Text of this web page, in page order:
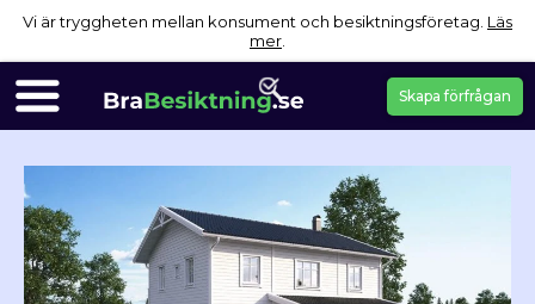
Vi är tryggheten mellan konsument och besiktningsföretag. Läs
mer
Skapa förfrågan